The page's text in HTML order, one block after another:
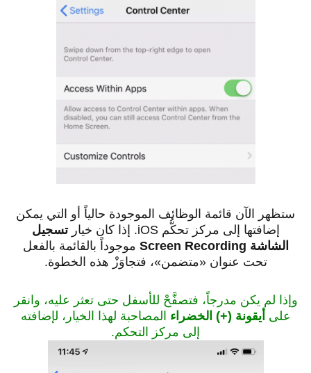
ستظهر الآن قائمة الوظائف الموجودة حالياً أو التي يمكن
إضافتها إلى مركز تحكُّم iOS. إذا كان خيار
تسجيل
الشاشة Screen Recording
موجوداً بالقائمة بالفعل
تحت عنوان «متضمن»، فتجاوَزْ هذه الخطوة.
وإذا لم يكن مدرجاً، فتصفَّحْ للأسفل حتى تعثر عليه، وانقر
على أيقونة (+) الخضراء المصاحبة لهذا الخيار، لإضافته
إلى مركز التحكم.